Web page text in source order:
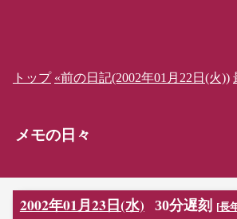
トップ «前の日記(2002年01月22日(火))
メモの日々
2002年01月23日(水) 30分遅刻 [長